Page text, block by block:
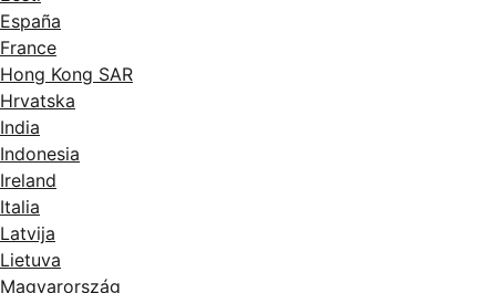
España
France
Hong Kong SAR
Hrvatska
India
Indonesia
Ireland
Italia
Latvija
Lietuva
Magyarország